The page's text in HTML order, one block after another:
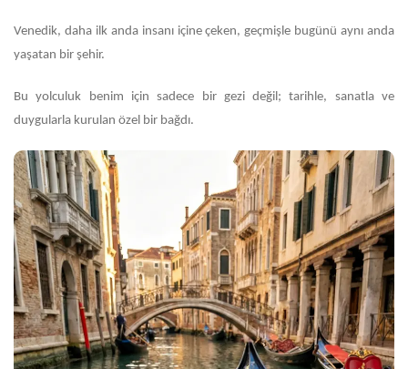
Venedik, daha ilk anda insanı içine çeken, geçmişle bugünü aynı anda
yaşatan bir şehir.
Bu yolculuk benim için sadece bir gezi değil; tarihle, sanatla ve
duygularla kurulan özel bir bağdı.